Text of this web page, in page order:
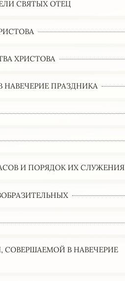
СВЯТЫХ ОТЕЦ
ХРИСТОВА
ПРАЗДНИКА
И ПОРЯДОК ИХ СЛУЖЕНИЯ
В НАВЕЧЕРИЕ